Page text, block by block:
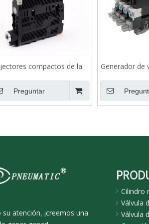
compactos de la
Preguntar
Generador de
su atención, ¡creemos una
Cilindro
Válvula
Válvula